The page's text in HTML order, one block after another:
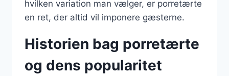
hvilken variation man vælger, er porretærte
en ret, der altid vil imponere gæsterne.
Historien bag porretærte
og dens popularitet